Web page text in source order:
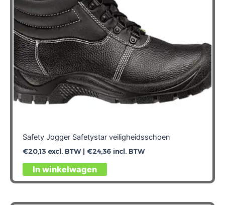
op
de
productpagina
Safety Jogger Safetystar veiligheidsschoen
€20,13excl. BTW | €24,36incl. BTW
In winkelwagen
Dit
product
meerdere